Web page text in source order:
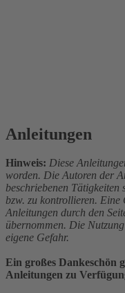
Anleitungen
Hinweis: Diese
worden. Die Autoren der
beschriebenen
bzw. zu kontrollieren.
Anleitungen durch den
übernommen. Die
eigene Gefahr.
Ein großes Dankeschön
Anleitungen zu